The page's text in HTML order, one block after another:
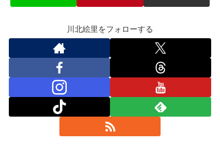
川北絵里をフォローする